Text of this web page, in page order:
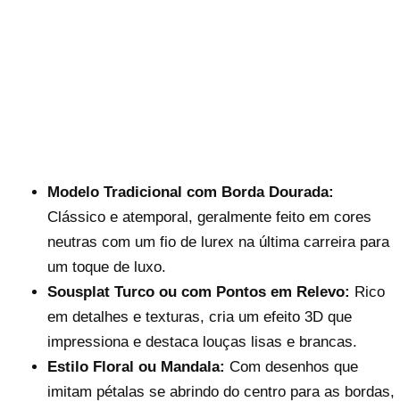
Modelo Tradicional com Borda Dourada:
Clássico e atemporal, geralmente feito em cores
neutras com um fio de lurex na última carreira para
um toque de luxo.
Sousplat Turco ou com Pontos em Relevo: Rico
em detalhes e texturas, cria um efeito 3D que
impressiona e destaca louças lisas e brancas.
Estilo Floral ou Mandala: Com desenhos que
imitam pétalas se abrindo do centro para as bordas,